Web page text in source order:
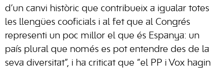
d’un canvi històric que contribueix a igualar totes
les llengües cooficials i al fet que al Congrés
representi un poc millor el que és Espanya: un
país plural que només es pot entendre des de la
seva diversitat”, i ha criticat que “el PP i Vox hagin